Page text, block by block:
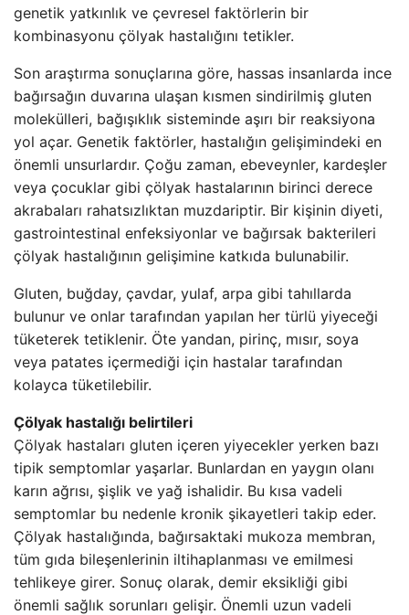
genetik yatkınlık ve çevresel faktörlerin bir
kombinasyonu çölyak hastalığını tetikler.
Son araştırma sonuçlarına göre, hassas insanlarda ince
bağırsağın duvarına ulaşan kısmen sindirilmiş gluten
molekülleri, bağışıklık sisteminde aşırı bir reaksiyona
yol açar. Genetik faktörler, hastalığın gelişimindeki en
önemli unsurlardır. Çoğu zaman, ebeveynler, kardeşler
veya çocuklar gibi çölyak hastalarının birinci derece
akrabaları rahatsızlıktan muzdariptir. Bir kişinin diyeti,
gastrointestinal enfeksiyonlar ve bağırsak bakterileri
çölyak hastalığının gelişimine katkıda bulunabilir.
Gluten, buğday, çavdar, yulaf, arpa gibi tahıllarda
bulunur ve onlar tarafından yapılan her türlü yiyeceği
tüketerek tetiklenir. Öte yandan, pirinç, mısır, soya
veya patates içermediği için hastalar tarafından
kolayca tüketilebilir.
Çölyak hastalığı belirtileri
Çölyak hastaları gluten içeren yiyecekler yerken bazı
tipik semptomlar yaşarlar. Bunlardan en yaygın olanı
karın ağrısı, şişlik ve yağ ishalidir. Bu kısa vadeli
semptomlar bu nedenle kronik şikayetleri takip eder.
Çölyak hastalığında, bağırsaktaki mukoza membran,
tüm gıda bileşenlerinin iltihaplanması ve emilmesi
tehlikeye girer. Sonuç olarak, demir eksikliği gibi
önemli sağlık sorunları gelişir. Önemli uzun vadeli